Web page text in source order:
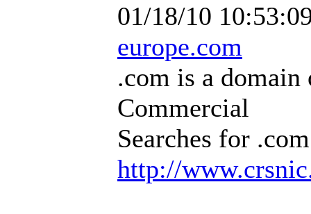
01/18/10
europe.com
.com is a
Commercial
Searches for
http://